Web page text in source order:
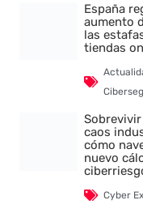
España
aumento
las
tiendas
caos
cómo
nuevo
Cyber